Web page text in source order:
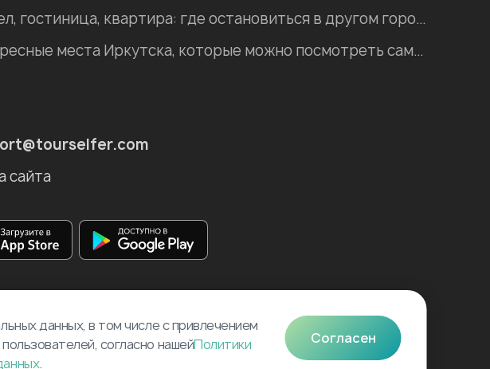
Хостел, гостиница, квартира: где остановиться в другом городе во время отпуска?
Интересные места Иркутска, которые можно посмотреть самостоятельно
сайта
данных, в том числе с привлечением
согласно нашейПолитики
.
Согласен